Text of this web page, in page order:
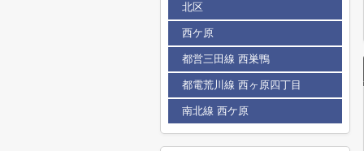
北区
西ケ原
都営三田線 西巣鴨
都電荒川線 西ヶ原四丁目
南北線 西ケ原